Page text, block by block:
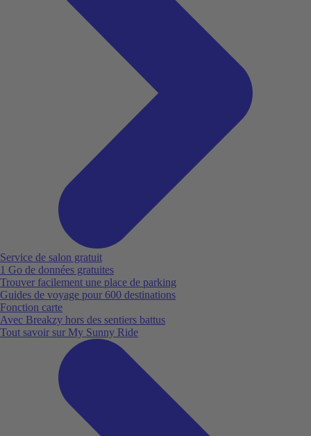
Service de salon gratuit
1 Go de données gratuites
Trouver facilement une place de parking
Guides de voyage pour 600 destinations
Fonction carte
Avec Breakzy hors des sentiers battus
Tout savoir sur My Sunny Ride